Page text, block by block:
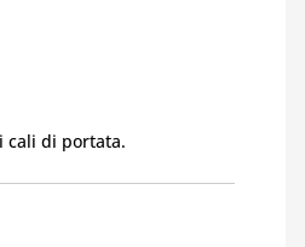
cali di portata.